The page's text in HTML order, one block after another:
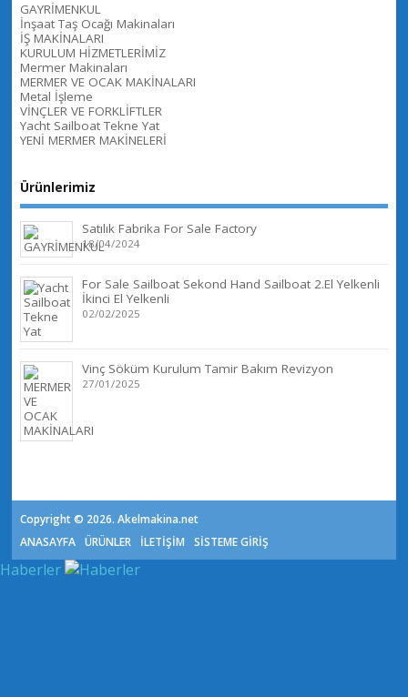
GAYRİMENKUL
İnşaat Taş Ocağı Makinaları
İŞ MAKİNALARI
KURULUM HİZMETLERİMİZ
Mermer Makinaları
MERMER VE OCAK MAKİNALARI
Metal İşleme
VİNÇLER VE FORKLİFTLER
Yacht Sailboat Tekne Yat
YENİ MERMER MAKİNELERİ
Ürünlerimiz
Satılık Fabrika For Sale Factory
18/04/2024
For Sale Sailboat Sekond Hand Sailboat 2.El Yelkenli
İkinci El Yelkenli
02/02/2025
Vinç Söküm Kurulum Tamir Bakım Revizyon
27/01/2025
Copyright © 2026. Akelmakina.net
ANASAYFA ÜRÜNLER İLETİŞİM SİSTEME GİRİŞ
Haberler